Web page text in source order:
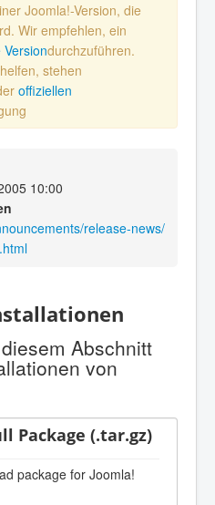
Joomla!-Version, die
Wir empfehlen, ein
durchzuführen.
stehen
offiziellen
10:00
release-news/
Abschnitt
von
Package (.tar.gz)
package for Joomla!